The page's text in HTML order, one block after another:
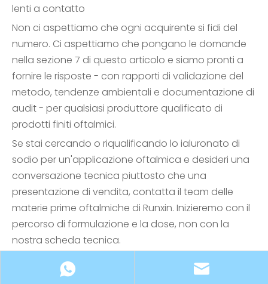
lenti a contatto
Non ci aspettiamo che ogni acquirente si fidi del
numero. Ci aspettiamo che pongano le domande
nella sezione 7 di questo articolo e siamo pronti a
fornire le risposte - con rapporti di validazione del
metodo, tendenze ambientali e documentazione di
audit - per qualsiasi produttore qualificato di
prodotti finiti oftalmici.
Se stai cercando o riqualificando lo ialuronato di
sodio per un'applicazione oftalmica e desideri una
conversazione tecnica piuttosto che una
presentazione di vendita, contatta il team delle
materie prime oftalmiche di Runxin. Inizieremo con il
percorso di formulazione e la dose, non con la
nostra scheda tecnica.
Informazioni sull'autore.
Questo articolo è stato
preparato dal team tecnico di Shandong Runxin